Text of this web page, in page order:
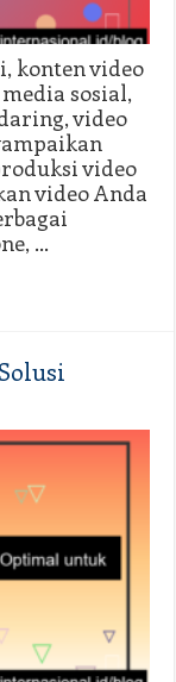
konten video
sosial,
video
video
video Anda
…